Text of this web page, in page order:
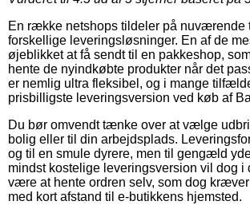
En række netshops tildeler på nuværende
forskellige leveringsløsninger. En af de
øjeblikket at få sendt til en pakkeshop,
hente de nyindkøbte produkter når det
er nemlig ultra fleksibel, og i mange
prisbilligste leveringsversion ved køb af
Du bør omvendt tænke over at vælge
bolig eller til din arbejdsplads.
og til en smule dyrere, men til gengæld
mindst kostelige leveringsversion vil dog
være at hente ordren selv, som dog
med kort afstand til e-butikkens hjemsted.